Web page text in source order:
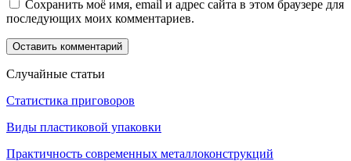
Сохранить моё имя, email и адрес сайта в этом браузере для
последующих моих комментариев.
Случайные статьи
Статистика приговоров
Виды пластиковой упаковки
Практичность современных металлоконструкций